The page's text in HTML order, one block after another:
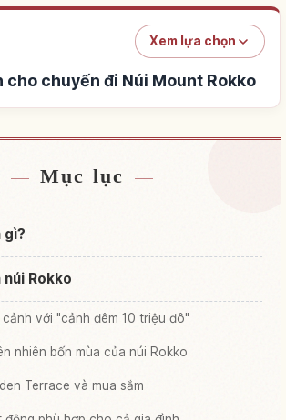
Xem lựa chọn
cho chuyến đi Núi Mount Rokko
chỗ ở gần Núi Mount Rokko
nghiệm tại Núi Mount Rokko
Mục lục
gì?
Rokko
cảnh với "cảnh đêm 10 triệu đô"
nhiên bốn mùa của núi Rokko
Terrace và mua sắm